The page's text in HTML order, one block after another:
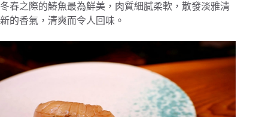
冬春之際的鰆魚最為鮮美，肉質細膩柔軟，散發淡雅清
新的香氣，清爽而令人回味。